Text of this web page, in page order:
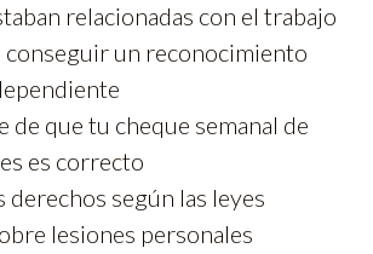
relacionadas con el trabajo
conseguir un reconocimiento
de que tu cheque semanal de
es correcto
derechos según las leyes
lesiones personales